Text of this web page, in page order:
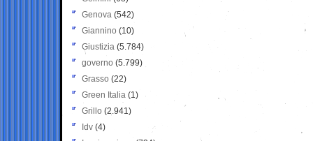
Genova (542)
Giannino (10)
Giustizia (5.784)
governo (5.799)
Grasso (22)
Green Italia (1)
Grillo (2.941)
Idv (4)